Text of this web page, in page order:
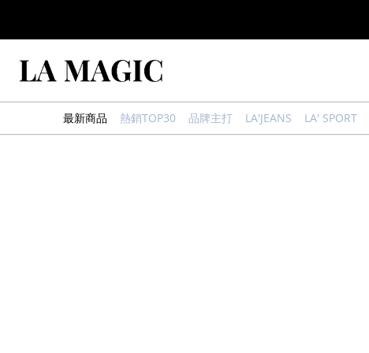
最新商品 熱銷TOP30 品牌主打 LA'JEANS LA' SPORT